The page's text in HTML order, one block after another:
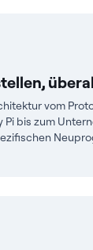
vom
Pi bis zum